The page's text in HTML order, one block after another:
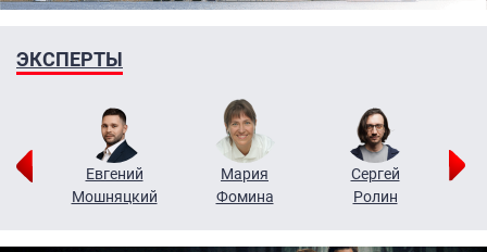
ЭКСПЕРТЫ
Евгений
Мошняцкий
Мария
Фомина
Сергей
Ролин